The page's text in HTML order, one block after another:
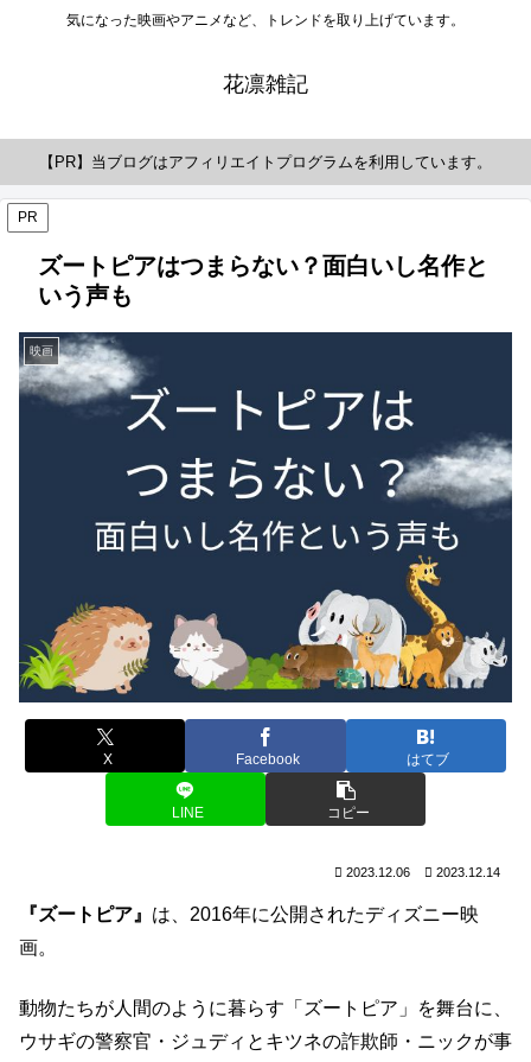
気になった映画やアニメなど、トレンドを取り上げています。
花凛雑記
【PR】当ブログはアフィリエイトプログラムを利用しています。
PR
ズートピアはつまらない？面白いし名作と
いう声も
映画
X Facebook はてブ
LINE コピー
2023.12.06 2023.12.14
『ズートピア』 は、2016年に公開されたディズニー映
画。
動物たちが人間のように暮らす「ズートピア」を舞台に、
ウサギの警察官・ジュディとキツネの詐欺師・ニックが事